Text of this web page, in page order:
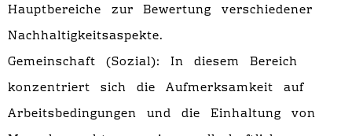
Hauptbereiche zur Bewertung verschiedener
Nachhaltigkeitsaspekte.
Gemeinschaft (Sozial): In diesem Bereich
konzentriert sich die Aufmerksamkeit auf
Arbeitsbedingungen und die Einhaltung von